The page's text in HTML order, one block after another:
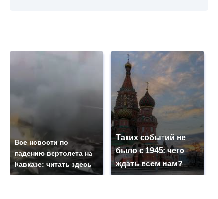
Все новости по
падению вертолета на
Кавказе: читать здесь
Таких событий не
было с 1945: чего
ждать всем нам?